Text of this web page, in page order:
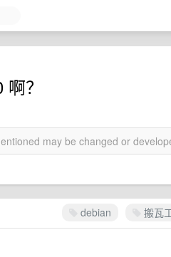
？
may be changed or
debian 搬瓦